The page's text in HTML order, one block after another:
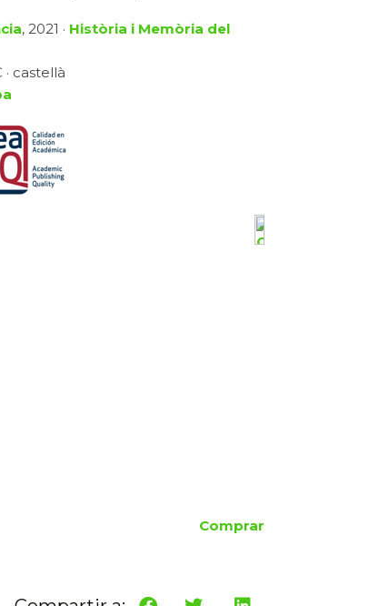
, 2021 · Història i Memòria del
· castellà
Comprar